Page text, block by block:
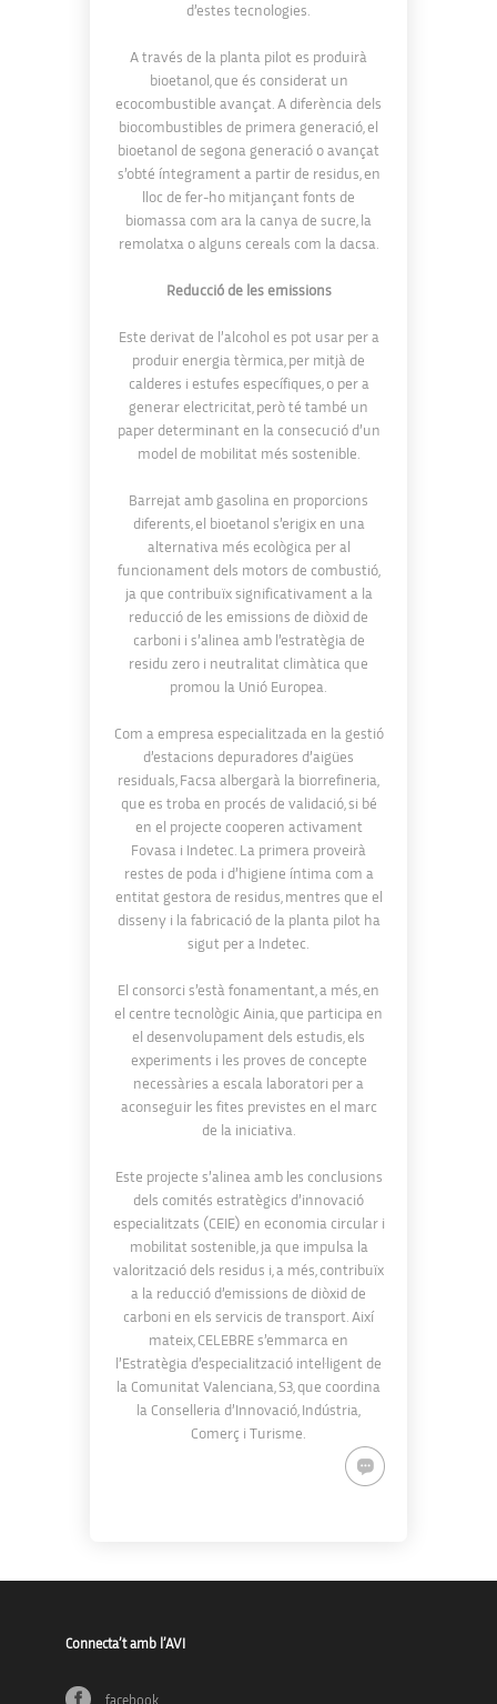
d’estes tecnologies.
A través de la planta pilot es produirà
bioetanol, que és considerat un
ecocombustible avançat. A diferència dels
biocombustibles de primera generació, el
bioetanol de segona generació o avançat
s’obté íntegrament a partir de residus, en
lloc de fer-ho mitjançant fonts de
biomassa com ara la canya de sucre, la
remolatxa o alguns cereals com la dacsa.
Reducció de les emissions
Este derivat de l’alcohol es pot usar per a
produir energia tèrmica, per mitjà de
calderes i estufes específiques, o per a
generar electricitat, però té també un
paper determinant en la consecució d’un
model de mobilitat més sostenible.
Barrejat amb gasolina en proporcions
diferents, el bioetanol s’erigix en una
alternativa més ecològica per al
funcionament dels motors de combustió,
ja que contribuïx significativament a la
reducció de les emissions de diòxid de
carboni i s’alinea amb l’estratègia de
residu zero i neutralitat climàtica que
promou la Unió Europea.
Com a empresa especialitzada en la gestió
d’estacions depuradores d’aigües
residuals, Facsa albergarà la biorrefineria,
que es troba en procés de validació, si bé
en el projecte cooperen activament
Fovasa i Indetec. La primera proveirà
restes de poda i d’higiene íntima com a
entitat gestora de residus, mentres que el
disseny i la fabricació de la planta pilot ha
sigut per a Indetec.
El consorci s’està fonamentant, a més, en
el centre tecnològic Ainia, que participa en
el desenvolupament dels estudis, els
experiments i les proves de concepte
necessàries a escala laboratori per a
aconseguir les fites previstes en el marc
de la iniciativa.
Este projecte s’alinea amb les conclusions
dels comités estratègics d’innovació
especialitzats (CEIE) en economia circular i
mobilitat sostenible, ja que impulsa la
valorització dels residus i, a més, contribuïx
a la reducció d’emissions de diòxid de
carboni en els servicis de transport. Així
mateix, CELEBRE s’emmarca en
l’Estratègia d’especialització intel·ligent de
la Comunitat Valenciana, S3, que coordina
la Conselleria d’Innovació, Indústria,
Comerç i Turisme.
Connecta’t amb l’AVI
facebook